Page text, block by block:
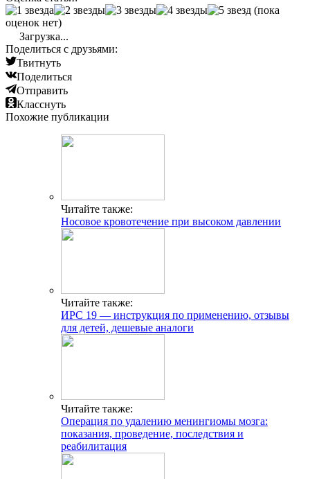
(пока
оценок нет)
Загрузка...
Поделиться с друзьями:
Твитнуть
Поделиться
Отправить
Класснуть
Похожие публикации
Читайте также:
Носовое кровотечение при высоком давлении
Читайте также:
ИРС 19 — инструкция по применению, отзывы
для детей, дешевые аналоги
Читайте также:
Операция по удалению менингиомы мозга:
показания, проведение, последствия и
реабилитация